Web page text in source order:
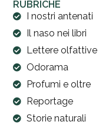
RUBRICHE
I nostri antenati
Il naso nei libri
Lettere olfattive
Odorama
Profumi e oltre
Reportage
Storie naturali